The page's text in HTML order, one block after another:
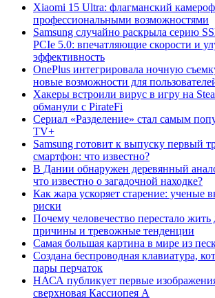
Xiaomi 15 Ultra: флагманский
профессиональными возможностями
Samsung случайно раскрыла серию
PCIe 5.0: впечатляющие скорости и
эффективность
OnePlus интегрировала ночную
новые возможности для
Хакеры встроили вирус в игру на
обманули с PirateFi
Сериал «Разделение» стал самым
TV+
Samsung готовит к выпуску первый
смартфон: что известно?
В Дании обнаружен деревянный
что известно о загадочной находке?
Как жара ускоряет старение: ученые
риски
Почему человечество перестало
причины и тревожные тенденции
Самая большая картина в мире из
Создана беспроводная клавиатура,
пары перчаток
НАСА публикует первые
сверхновая Кассиопея А